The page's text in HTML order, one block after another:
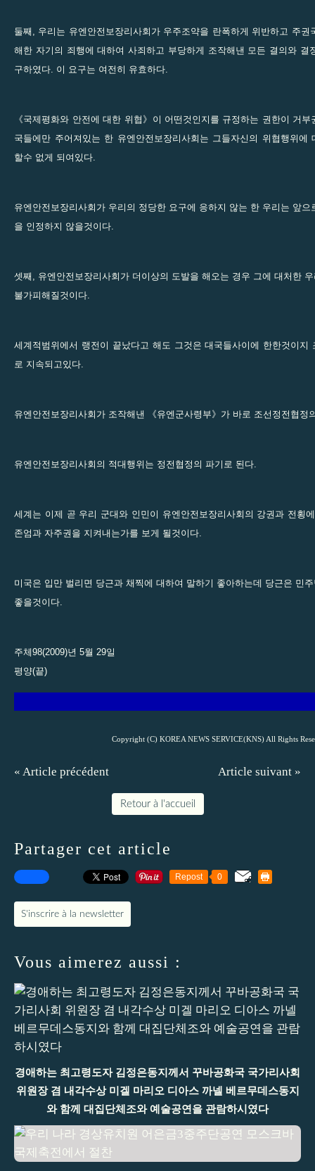
둘째, 우리는 유엔안전보장리사회가 우주조약을 란폭하게 위반하고 주권
해한 자기의 죄행에 대하여 사죄하고 부당하게 조작해낸 모든 결의와 결
구하였다. 이 요구는 여전히 유효하다.
《국제평화와 안전에 대한 위협》이 어떤것인지를 규정하는 권한이 거
국들에만 주어져있는 한 유엔안전보장리사회는 그들자신의 위협행위에
할수 없게 되여있다.
유엔안전보장리사회가 우리의 정당한 요구에 응하지 않는 한 우리는 앞
을 인정하지 않을것이다.
셋째, 유엔안전보장리사회가 더이상의 도발을 해오는 경우 그에 대처한
불가피해질것이다.
세계적범위에서 랭전이 끝났다고 해도 그것은 대국들사이에 한한것이지
로 지속되고있다.
유엔안전보장리사회가 조작해낸 《유엔군사령부》가 바로 조선정전협정
유엔안전보장리사회의 적대행위는 정전협정의 파기로 된다.
세계는 이제 곧 우리 군대와 인민이 유엔안전보장리사회의 강권과 전횡
존엄과 자주권을 지켜내는가를 보게 될것이다.
미국은 입만 벌리면 당근과 채찍에 대하여 말하기 좋아하는데 당근은 민
좋을것이다.
주체98(2009)년 5월 29일
평양(끝)
Copyright (C) KOREA NEWS SERVICE(KNS) All Rights
« Article précédent Article suivant »
Retour à l'accueil
Partager cet article
Repost 0
S'inscrire à la newsletter
Vous aimerez aussi :
경애하는 최고령도자 김정은동지께서 꾸바공화국 국가리사회
위원장 겸 내각수상 미겔 마리오 디아스 까넬 베르무데스동지
와 함께 대집단체조와 예술공연을 관람하시였다